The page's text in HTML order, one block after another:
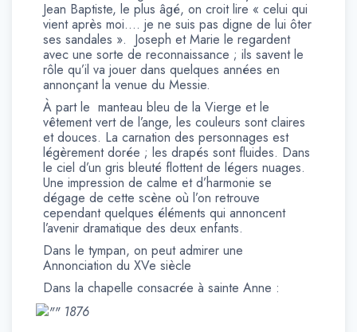
Jean Baptiste, le plus âgé, on croit lire « celui qui
vient après moi…. je ne suis pas digne de lui ôter
ses sandales ». Joseph et Marie le regardent
avec une sorte de reconnaissance ; ils savent le
rôle qu’il va jouer dans quelques années en
annonçant la venue du Messie.
À part le manteau bleu de la Vierge et le
vêtement vert de l’ange, les couleurs sont claires
et douces. La carnation des personnages est
légèrement dorée ; les drapés sont fluides. Dans
le ciel d’un gris bleuté flottent de légers nuages.
Une impression de calme et d’harmonie se
dégage de cette scène où l’on retrouve
cependant quelques éléments qui annoncent
l’avenir dramatique des deux enfants.
Dans le tympan, on peut admirer une
Annonciation du XVe siècle
Dans la chapelle consacrée à sainte Anne :
1876